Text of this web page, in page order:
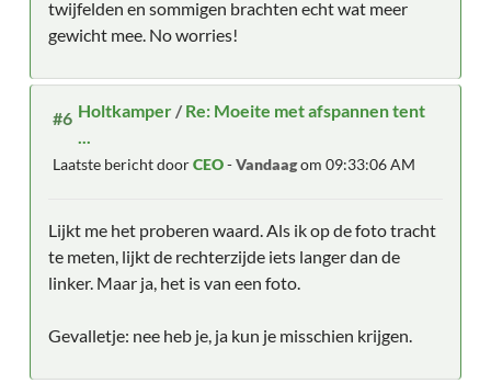
twijfelden en sommigen brachten echt wat meer
gewicht mee. No worries!
#6 Holtkamper /Re: Moeite met afspannen tent
Laatste bericht doorCEO-Vandaagom 09:33:06 AM
Lijkt me het proberen waard. Als ik op de foto tracht
te meten, lijkt de rechterzijde iets langer dan de
linker. Maar ja, het is van een foto.
Gevalletje: nee heb je, ja kun je misschien krijgen.